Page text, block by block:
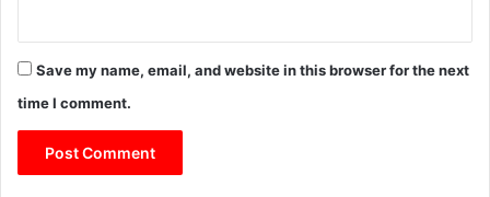
Save my name, email, and website in this browser for the next
time I comment.